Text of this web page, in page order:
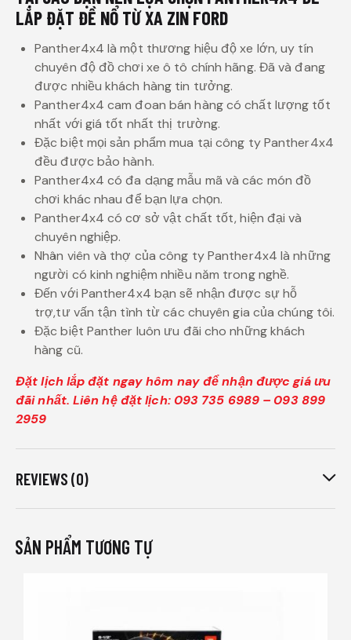
LẮP ĐẶT ĐỀ NỔ TỪ XA ZIN FORD
Panther4x4 là một thương hiệu độ xe lớn, uy tín
chuyên độ đồ chơi xe ô tô chính hãng. Đã và đang
được nhiều khách hàng tin tưởng.
Panther4x4 cam đoan bán hàng có chất lượng tốt
nhất với giá tốt nhất thị trường.
Đặc biệt mọi sản phẩm mua tại công ty Panther4x4
đều được bảo hành.
Panther4x4 có đa dạng mẫu mã và các món đồ
chơi khác nhau để bạn lựa chọn.
Panther4x4 có cơ sở vật chất tốt, hiện đại và
chuyên nghiệp.
Nhân viên và thợ của công ty Panther4x4 là những
người có kinh nghiệm nhiều năm trong nghề.
Đến với Panther4x4 bạn sẽ nhận được sự hỗ
trợ,tư vấn tận tình từ các chuyên gia của chúng tôi.
Đặc biệt Panther luôn ưu đãi cho những khách
hàng cũ.
Đặt lịch lắp đặt ngay hôm nay để nhận được giá ưu
đãi nhất. Liên hệ đặt lịch: 093 735 6989 – 093 899
2959
REVIEWS (0)
SẢN PHẨM TƯƠNG TỰ